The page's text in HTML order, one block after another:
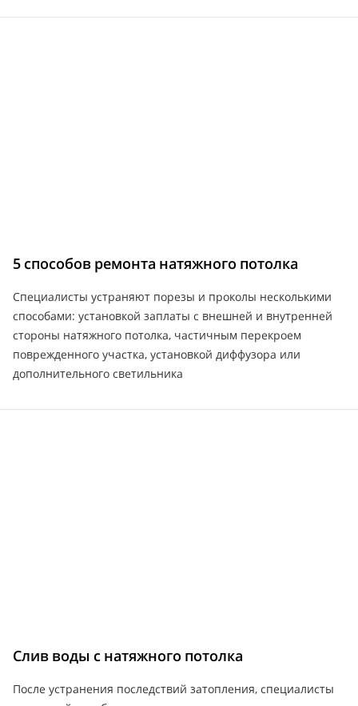
5 способов ремонта натяжного потолка
Специалисты устраняют порезы и проколы несколькими
способами: установкой заплаты с внешней и внутренней
стороны натяжного потолка, частичным перекроем
поврежденного участка, установкой диффузора или
дополнительного светильника
Слив воды с натяжного потолка
После устранения последствий затопления, специалисты